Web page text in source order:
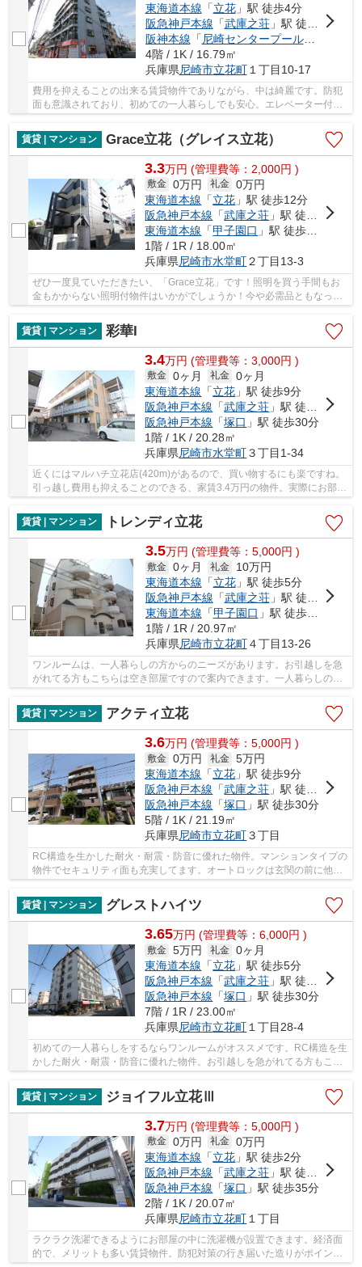
東海道本線 「立花」駅 徒歩4分
阪急神戸本線 「武庫之荘」駅 徒歩28分
阪神本線 「 尼崎センタープール前
4階 / 1K / 16.79㎡
兵庫県尼崎市立花町１丁目10-17
費用を抑えることの出来る賃貸物件でありながら、中は綺麗です。防犯
面も意識されており、初めての一人暮らしでも安心。エレベーター付き
の物件なので、大きい荷物も快適に運べます。...
賃貸 | マンション
Grace立花（グレイス立花）
3.3万円 (管理費等：2,000円 )
敷金 0万円 礼金 0万円
東海道本線 「立花 」駅 徒歩12分
阪急神戸本線 「武庫之荘 」駅 徒歩19分
東海道本線 「甲子園口 」駅 徒歩29分
1階 / 1R / 18.00㎡
兵庫県尼崎市水堂町２丁目13-3
ぜひ一度見ていただきたい、「Grace立花」です！照明を買う手間もお
金もかからない照明付物件はいかがでしょうか！今や必需品ともなった
ネット！こちらはインターネット有り物件です！...
賃貸 | マンション
彩華I
3.4万円 (管理費等：3,000円 )
敷金 0ヶ月 礼金 0ヶ月
東海道本線 「立花 」駅 徒歩9分
阪急神戸本線 「武庫之荘 」駅 徒歩17分
阪急神戸本線 「塚口 」駅 徒歩30分
1階 / 1K / 20.28㎡
兵庫県尼崎市水堂町３丁目1-34
近くにはマルハチ立花店(420m)があるので、買い物するにも楽ですね。
引っ越し費用も抑えることのできる、家賃3.4万円の物件。実際にお部屋
が見たい方、こちらはご案内可能です。防犯面...
賃貸 | マンション
トレンディ立花
3.5万円 (管理費等：5,000円 )
敷金 0ヶ月 礼金
10万円
東海道本線 「立花」駅 徒歩5分
阪急神戸本線 「武庫之荘」駅 徒歩21分
東海道本線 「甲子園口 」駅 徒歩36分
1階 / 1R / 20.97㎡
兵庫県尼崎市立花町４丁目13-26
ワンルームは、一人暮らしの方からのニーズがあります。お引越しを急
がれてる方もこちらは空き部屋ですので案内できます。一人暮らしの方
賃貸 | マンション
アクティ立花
3.6万円 (管理費等：5,000円 )
敷金 0万円 礼金 5万円
東海道本線 「立花 」駅 徒歩9分
阪急神戸本線 「武庫之荘 」駅 徒歩22分
阪急神戸本線 「塚口 」駅 徒歩30分
5階 / 1K / 21.19㎡
兵庫県尼崎市立花町３丁目
RC構造を生かした耐火・耐震・防音に優れた物件。マンションタイプの
物件でセキュリティ面も充実してます。オートロックは玄関の前に他人
賃貸 | マンション
グレストハイツ
3.65万円 (管理費等：6,000円 )
敷金 5万円 礼金 0ヶ月
東海道本線 「立花 」駅 徒歩5分
阪急神戸本線 「武庫之荘 」駅 徒歩25分
阪急神戸本線 「塚口 」駅 徒歩30分
7階 / 1R / 23.00㎡
兵庫県尼崎市立花町 １丁目28-4
初めての一人暮らしをするならワンルームがオススメです。RC構造を生
かした耐火・耐震・防音に優れた物件。お引越しを急がれてる方もこち
賃貸 | マンション
ジョイフル立花Ⅲ
3.7万円 (管理費等：5,000円 )
敷金 0万円 礼金 0万円
東海道本線 「立花 」駅 徒歩2分
阪急神戸本線 「武庫之荘 」駅 徒歩20分
阪急神戸本線 「塚口 」駅 徒歩35分
2階 / 1K / 20.07㎡
兵庫県尼崎市立花町 １丁目
ラクラク洗濯できるようにお部屋の中に洗濯機が設置できます。経済面
的で、メリットも多い賃貸物件。防犯対策の行き届いた造りがポイン